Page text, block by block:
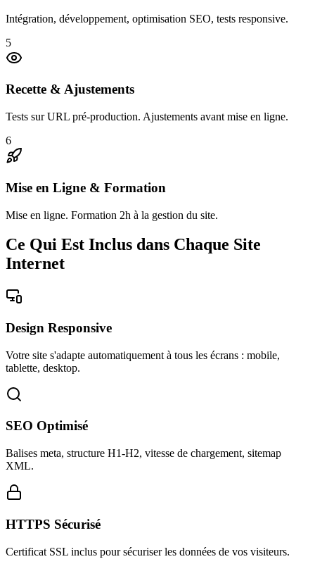
Intégration, développement, optimisation SEO, tests responsive.
5
Recette & Ajustements
Tests sur URL pré-production. Ajustements avant mise en ligne.
6
Mise en Ligne & Formation
Mise en ligne. Formation 2h à la gestion du site.
Ce Qui Est Inclus dans Chaque Site
Internet
Design Responsive
Votre site s'adapte automatiquement à tous les écrans : mobile,
tablette, desktop.
SEO Optimisé
Balises meta, structure H1-H2, vitesse de chargement, sitemap
XML.
HTTPS Sécurisé
Certificat SSL inclus pour sécuriser les données de vos visiteurs.